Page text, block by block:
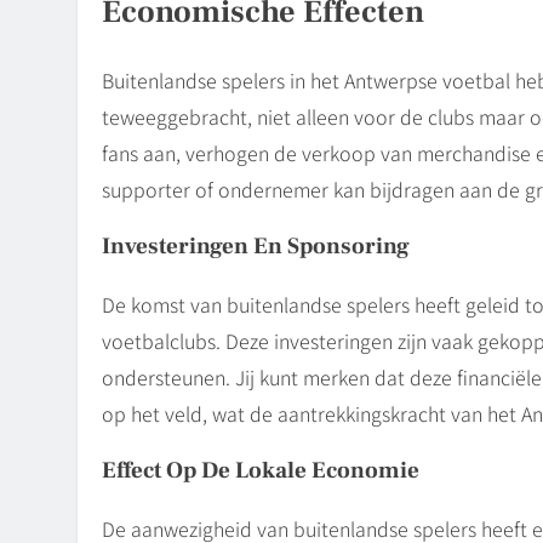
Economische Effecten
Buitenlandse spelers in het Antwerpse voetbal
teweeggebracht, niet alleen voor de clubs maar
fans aan, verhogen de verkoop van
supporter of ondernemer kan bijdragen aan de
Investeringen En Sponsoring
De komst van buitenlandse spelers heeft geleid
voetbalclubs. Deze investeringen zijn vaak
ondersteunen. Jij kunt merken dat deze
op het veld, wat de aantrekkingskracht van het
Effect Op De Lokale Economie
De aanwezigheid van buitenlandse spelers